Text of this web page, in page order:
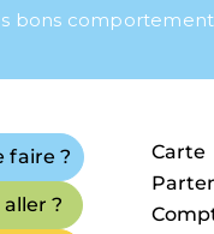
bons
faire ?
aller ?
Carte